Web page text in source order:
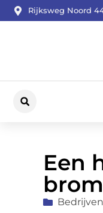
Rijksweg Noord
Een
Bedrijven